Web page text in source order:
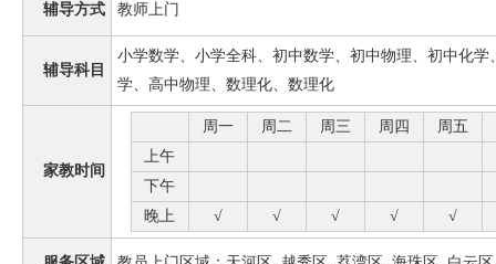
辅导方式 教师上门
辅导科目
小学数学、小学全科、初中数学、初中物理、初中化
学、高中物理、数理化、数理化
家教时间
周一 周二 周三 周四 周五
上午
下午
晚上
√ √ √ √ √